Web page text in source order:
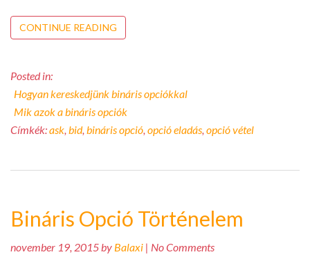
CONTINUE READING
Posted in:
Hogyan kereskedjünk bináris opciókkal
Mik azok a bináris opciók
Címkék:ask, bid, bináris opció, opció eladás, opció vétel
Bináris Opció Történelem
november 19, 2015 by Balaxi | No Comments